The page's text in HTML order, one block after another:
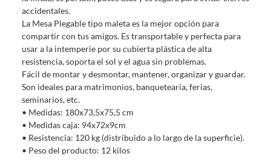
Productos que, por su naturaleza, no puedan ser devueltos,
puedan deteriorarse o caducar con rapidez.
Confeccionados a la medida.
De uso personal.
En sodimac.cl te damos30 días desde que recibes el producto. Debe
estar en perfecto estado, con todas sus etiquetas y sin uso, tal como te lo
entregamos.
Productos digitales que se entregan a través de una descarga
electrónica, por ejemplo, cupones de experiencia o programas
para el computador.
accidentales.
La Mesa Plegable tipo maleta es la mejor opción para
compartir con tus amigos. Es transportable y perfecta para
usar a la intemperie por su cubierta plástica de alta
resistencia, soporta el sol y el agua sin problemas.
Fácil de montar y desmontar, mantener, organizar y guardar.
Son ideales para matrimonios, banquetearía, ferias,
seminarios, etc.
• Medidas: 180x73,5x75,5 cm
• Medidas caja: 94x72x9cm
• Resistencia: 120 kg (distribuido a lo largo de la superficie).
• Peso del producto: 12 kilos